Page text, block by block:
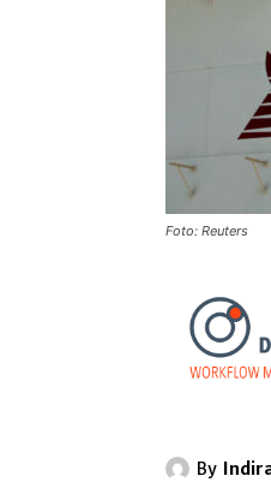
Foto: Reuters
By